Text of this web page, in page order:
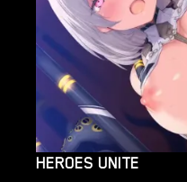
HEROES UNITE